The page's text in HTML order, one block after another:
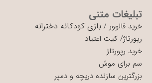
تبلیغات متنی
خرید فالوور / بازی کودکانه دخترانه
رپورتاژ/ کیت اعتیاد
خرید رپورتاژ
سم برای موش
بزرگترین سازنده دریچه و دمپر